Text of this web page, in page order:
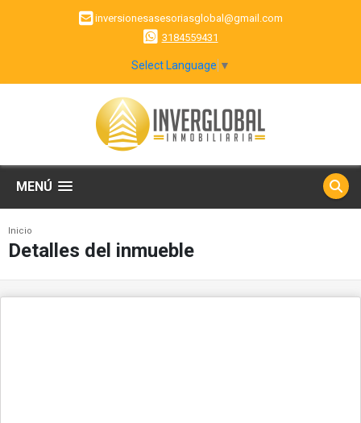
inversionesasesoriasglobal@gmail.com
3184559431
Select Language ▼
MENÚ
Inicio
Detalles del inmueble